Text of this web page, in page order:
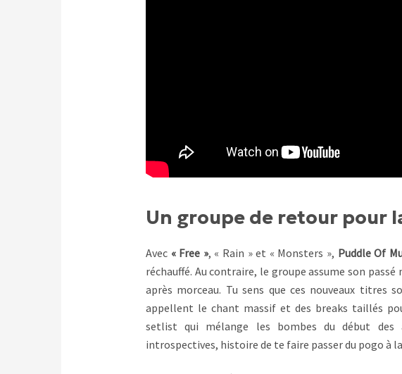
Un groupe de retour pour
Avec « Free », « Rain » et « Monsters », Puddle Of
réchauffé. Au contraire, le groupe assume son
après morceau. Tu sens que ces nouveaux titres
appellent le chant massif et des breaks taillés
setlist qui mélange les bombes du début des
introspectives, histoire de te faire passer du pogo à